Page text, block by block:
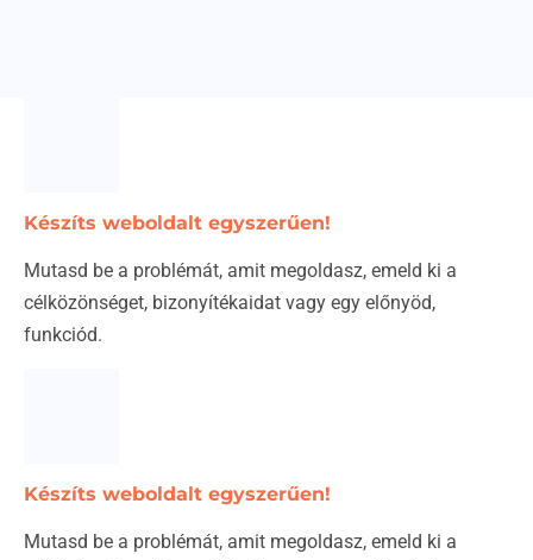
Készíts weboldalt egyszerűen!
Mutasd be a problémát, amit megoldasz, emeld ki a
célközönséget, bizonyítékaidat vagy egy előnyöd,
funkciód.
Készíts weboldalt egyszerűen!
Mutasd be a problémát, amit megoldasz, emeld ki a